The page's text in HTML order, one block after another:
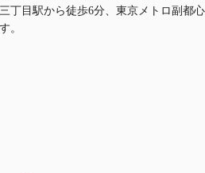
丁目駅から徒歩6分、東京メトロ副都心
。